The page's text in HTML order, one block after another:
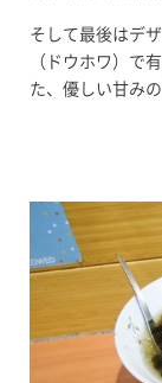
そして最後はデ
（ドウホワ）で
た、優しい甘み